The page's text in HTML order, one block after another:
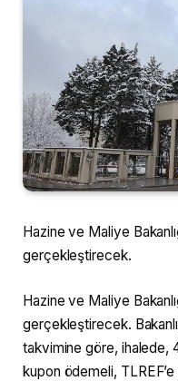
Hazine ve Maliye
gerçekleştirecek.
Hazine ve Maliye
gerçekleştirecek.
takvimine göre, ihalede,
kupon ödemeli,